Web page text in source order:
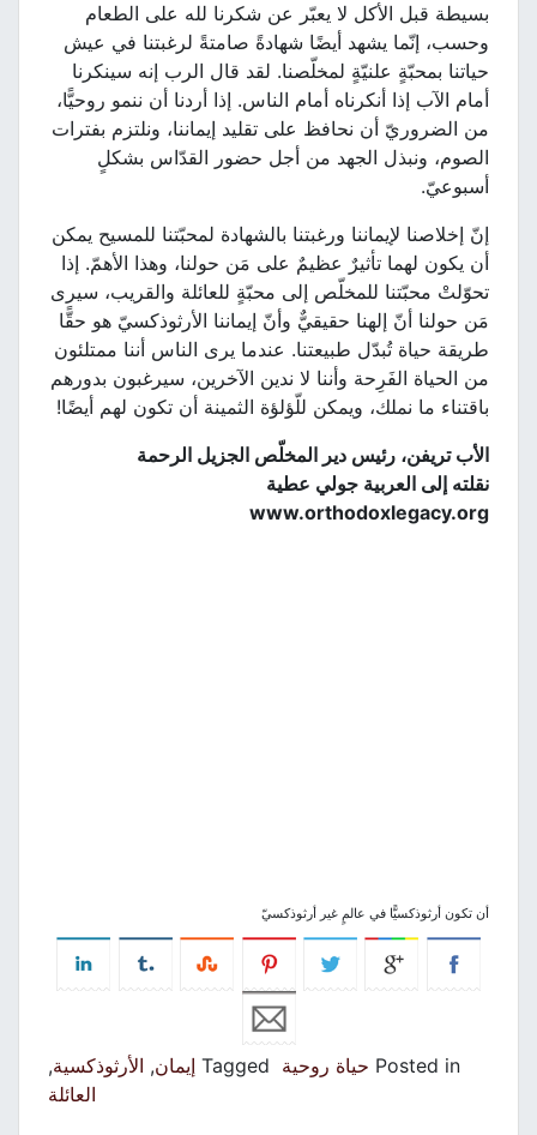
بسيطة قبل الأكل لا يعبّر عن شكرنا لله على الطعام
وحسب، إنّما يشهد أيضًا شهادةً صامتةً لرغبتنا في عيش
حياتنا بمحبّةٍ علنيّةٍ لمخلّصنا. لقد قال الرب إنه سينكرنا
أمام الآب إذا أنكرناه أمام الناس. إذا أردنا أن ننمو روحيًّا،
من الضروريّ أن نحافظ على تقليد إيماننا، ونلتزم بفترات
الصوم، ونبذل الجهد من أجل حضور القدّاس بشكلٍ
أسبوعيّ.
إنّ إخلاصنا لإيماننا ورغبتنا بالشهادة لمحبّتنا للمسيح يمكن
أن يكون لهما تأثيرٌ عظيمٌ على مَن حولنا، وهذا الأهمّ. إذا
تحوّلتْ محبّتنا للمخلّص إلى محبّةٍ للعائلة والقريب، سيرى
مَن حولنا أنّ إلهنا حقيقيٌّ وأنّ إيماننا الأرثوذكسيّ هو حقًّا
طريقة حياة تُبدّل طبيعتنا. عندما يرى الناس أننا ممتلئون
من الحياة الفَرِحة وأننا لا ندين الآخرين، سيرغبون بدورهم
باقتناء ما نملك، ويمكن للّؤلؤة الثمينة أن تكون لهم أيضًا!
الأب تريفن، رئيس دير المخلّص الجزيل الرحمة
نقلته إلى العربية جولي عطية
www.orthodoxlegacy.org
أن تكون أرثوذكسيًّا في عالمٍ غير أرثوذكسيّ
Posted in حياة روحية Tagged إيمان,الأرثوذكسية,
العائلة